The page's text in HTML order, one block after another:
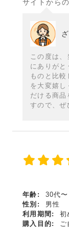
サイトから
この度は
にありがと
ものと比較
を大変嬉し
だける商品
すので、ぜ
年齢:
30代〜
性別:
男性
利用期間:
初
購入目的:
ご